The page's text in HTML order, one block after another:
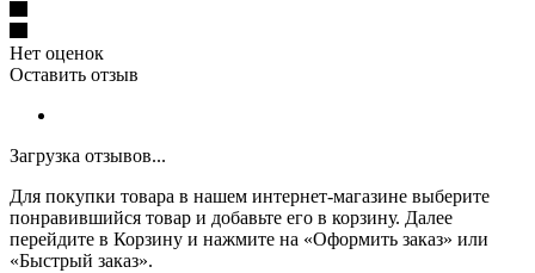
Нет оценок
Оставить отзыв
Загрузка отзывов...
Для покупки товара в нашем интернет-магазине выберите
понравившийся товар и добавьте его в корзину. Далее
перейдите в Корзину и нажмите на «Оформить заказ» или
«Быстрый заказ».